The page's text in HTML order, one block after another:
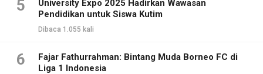
5
University Expo 2025 Hadirkan Wawasan
Pendidikan untuk Siswa Kutim
Dibaca 1.055 kali
6
Fajar Fathurrahman: Bintang Muda Borneo FC di
Liga 1 Indonesia